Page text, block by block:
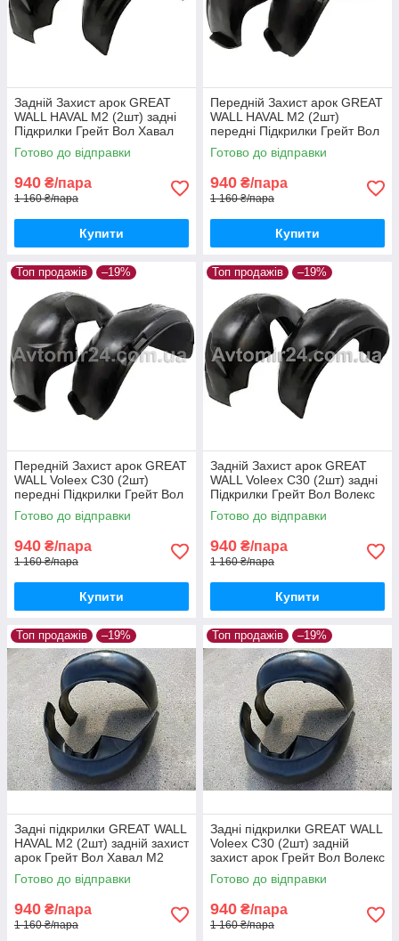
Задній Захист арок GREAT
WALL HAVAL M2 (2шт) задні
Підкрилки Грейт Вол Хавал
М2 пара задніх
Готово до відправки
940 ₴/пара
1 160 ₴/пара
Купити
Передній Захист арок GREAT
WALL HAVAL M2 (2шт)
передні Підкрилки Грейт Вол
Хавал М2 пара передніх
Готово до відправки
940 ₴/пара
1 160 ₴/пара
Купити
Топ продажів –19%
Передній Захист арок GREAT
WALL Voleex C30 (2шт)
передні Підкрилки Грейт Вол
Волекс С30 пара передніх
Готово до відправки
940 ₴/пара
1 160 ₴/пара
Купити
Топ продажів –19%
Задній Захист арок GREAT
WALL Voleex C30 (2шт) задні
Підкрилки Грейт Вол Волекс
С30 пара задніх
Готово до відправки
940 ₴/пара
1 160 ₴/пара
Купити
Топ продажів –19%
Задні підкрилки GREAT WALL
HAVAL M2 (2шт) задній захист
арок Грейт Вол Хавал М2
пара задніх
Готово до відправки
940 ₴/пара
1 160 ₴/пара
Топ продажів –19%
Задні підкрилки GREAT WALL
Voleex C30 (2шт) задній
захист арок Грейт Вол Волекс
С30 пара задніх
Готово до відправки
940 ₴/пара
1 160 ₴/пара